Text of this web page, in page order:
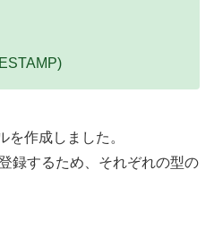
を作成しました。
録するため、それぞれの型の